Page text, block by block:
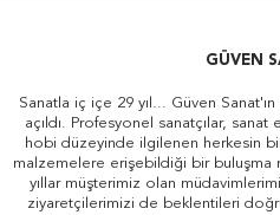
GÜVEN
Sanatla iç içe 29 yıl... Güven Sanat'ın
açıldı. Profesyonel sanatçılar,
hobi düzeyinde ilgilenen herkesin
malzemelere erişebildiği bir buluşma
yıllar müşterimiz olan
ziyaretçilerimizi de beklentileri